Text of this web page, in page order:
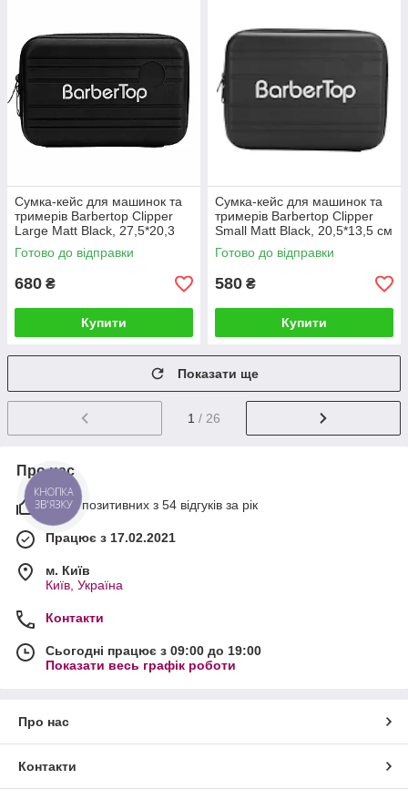
Сумка-кейс для машинок та
тримерів Barbertop Clipper
Large Matt Black, 27,5*20,3
см (BRT-2016)
Готово до відправки
680 ₴
Купити
Сумка-кейс для машинок та
тримерів Barbertop Clipper
Small Matt Black, 20,5*13,5 см
(BRT-2015)
Готово до відправки
580 ₴
Купити
Показати ще
1 / 26
Про нас
100% позитивних з 54 відгуків за рік
Працює з 17.02.2021
м. Київ
Київ, Україна
Контакти
Сьогодні працює з 09:00 до 19:00
Показати весь графік роботи
Про нас
Контакти
КНОПКА
ЗВ'ЯЗКУ